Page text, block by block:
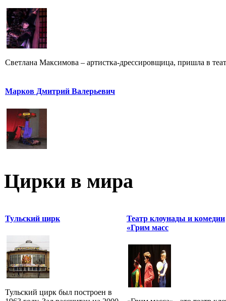
Светлана Максимова – артистка-дрессировщица, пришла в
Марков Дмитрий Валерьевич
Цирки в мира
Тульский цирк
Тульский цирк был построен в
Театр клоунады и комедии
«Грим масс